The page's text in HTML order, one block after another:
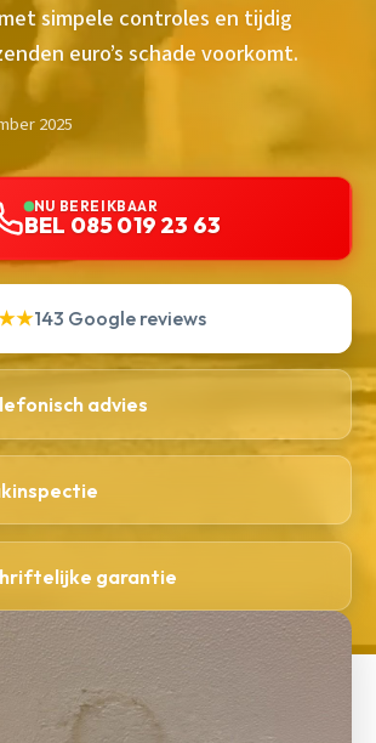
simpele controles en tijdig
euro’s schade voorkomt.
2025
NU BEREIKBAAR
BEL 085 019 23 63
143 Google reviews
advies
garantie